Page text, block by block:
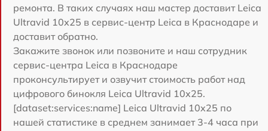
ремонта. В таких случаях наш мастер доставит Leica
Ultravid 10x25 в сервис-центр Leica в Краснодаре и
доставит обратно.
Закажите звонок или позвоните и наш сотрудник
сервис-центра Leica в Краснодаре
проконсультирует и озвучит стоимость работ над
цифрового бинокля Leica Ultravid 10x25.
[dataset:services:name] Leica Ultravid 10x25 по
нашей статистике в среднем занимает 3-4 часа при